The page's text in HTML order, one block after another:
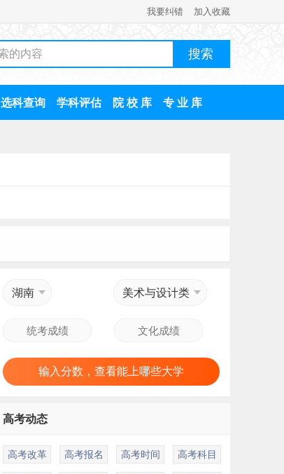
我要纠错 加入收藏
选科查询 学科评估 院 校 库 专 业 库
湖南 美术与设计类
输入分数，查看能上哪些大学
高考动态
高考改革 高考报名 高考时间 高考科目